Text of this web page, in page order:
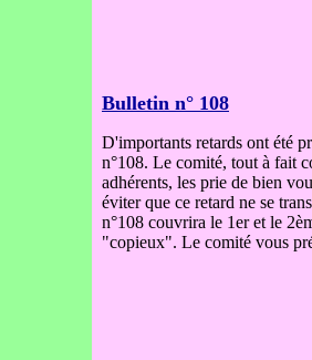
Bulletin n° 108
D'importants retards ont été
n°108. Le comité, tout à fait
adhérents, les prie de bien
éviter que ce retard ne se
n°108 couvrira le 1er et le
"copieux". Le comité vous